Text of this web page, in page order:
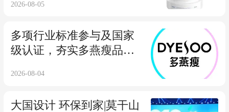
2026-08-05
多项行业标准参与及国家
级认证，夯实多燕瘦品牌
2026-08-04
大国设计 环保到家|莫干山